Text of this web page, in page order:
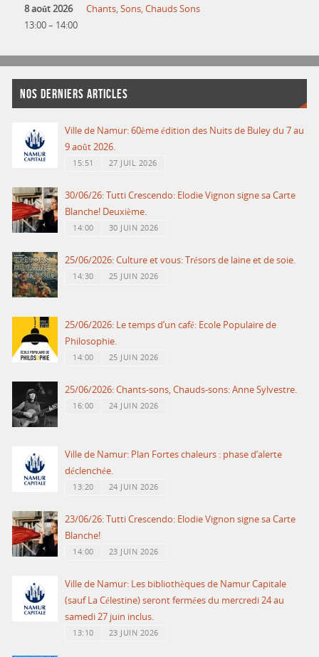
8 août 2026
13:00– 14:00
Chants, Sons, Chauds Sons
NOS DERNIERS ARTICLES
Ville de Namur: 60ème édition des Nuits de Buley du 7 au
9 août 2026.
15:51 27 JUIL 2026
30/06/26: Tutti Crescendo: Elodie Vignon signe sa Carte
Blanche! Deuxième.
14:00 30 JUIN 2026
25/06/2026: Culture et vous: Trésors de laine et de soie.
14:30 25 JUIN 2026
25/06/2026: Le temps d’un café: Ecole Populaire de
Philosophie.
14:00 25 JUIN 2026
25/06/2026: Chants-sons, Chauds-sons: Anne Sylvestre.
16:00 24 JUIN 2026
Ville de Namur: Plan Fortes chaleurs : phase d’alerte
déclenchée.
13:20 24 JUIN 2026
23/06/26: Tutti Crescendo: Elodie Vignon signe sa Carte
Blanche!
14:00 23 JUIN 2026
Ville de Namur: Les bibliothèques de Namur Capitale
(sauf La Célestine) seront fermées du mercredi 24 au
samedi 27 juin inclus.
13:10 23 JUIN 2026